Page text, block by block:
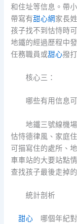
和住址等信息。帶
帶寫有甜心網家長
孩子找不到怙恃時
地鐵的經過歷程中
任務職員或甜心撥
核心三：
哪些有用信息可
地鐵三號線機場
怙恃德律風、家庭
可描寫住的處所、
車車站的大要站點
查找孩子最後走掉
統計剖析
甜心 哪個年紀